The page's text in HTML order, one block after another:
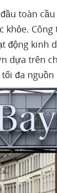
toàn
khỏe. Công
động kinh
dựa trên
đa nguồn